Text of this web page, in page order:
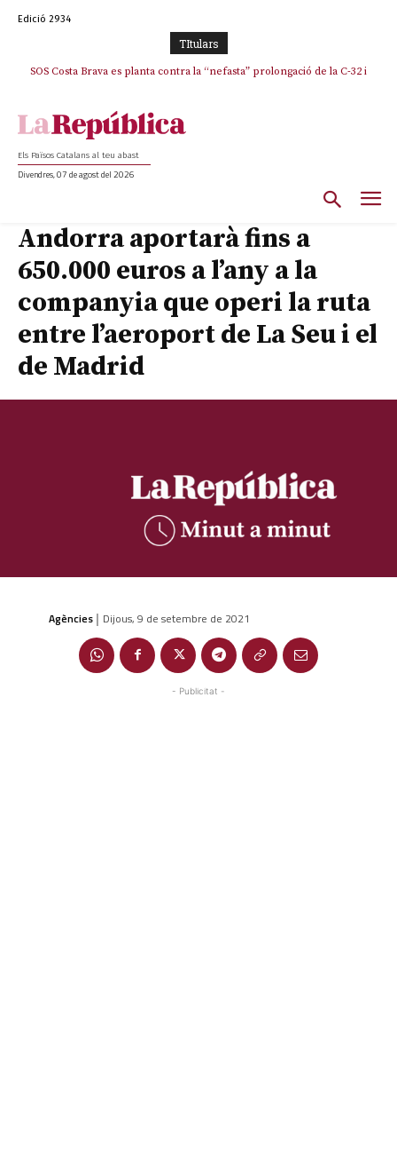
Edició 2934
TItulars
SOS Costa Brava es planta contra la “nefasta” prolongació de la C-32 i
Els Països Catalans al teu abast
Divendres, 07 de agost del 2026
Andorra aportarà fins a
650.000 euros a l’any a la
companyia que operi la ruta
entre l’aeroport de La Seu i el
de Madrid
Agències | Dijous, 9 de setembre de 2021
- Publicitat -